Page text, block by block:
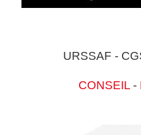
URSSAF -
CONSEIL -